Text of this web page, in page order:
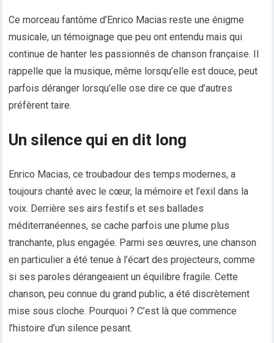
Ce morceau fantôme d’Enrico Macias reste une énigme
musicale, un témoignage que peu ont entendu mais qui
continue de hanter les passionnés de chanson française. Il
rappelle que la musique, même lorsqu’elle est douce, peut
parfois déranger lorsqu’elle ose dire ce que d’autres
préfèrent taire.
Un silence qui en dit long
Enrico Macias, ce troubadour des temps modernes, a
toujours chanté avec le cœur, la mémoire et l’exil dans la
voix. Derrière ses airs festifs et ses ballades
méditerranéennes, se cache parfois une plume plus
tranchante, plus engagée. Parmi ses œuvres, une chanson
en particulier a été tenue à l’écart des projecteurs, comme
si ses paroles dérangeaient un équilibre fragile. Cette
chanson, peu connue du grand public, a été discrètement
mise sous cloche. Pourquoi ? C’est là que commence
l’histoire d’un silence pesant.